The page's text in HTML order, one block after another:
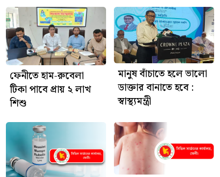
প্রজ্ঞাপনে বলা হয়, বিসিএস (স্বাস্থ্য) ক্যাডারের কর্মকর্তা ডা.
মোহাম্মদ রুবাইয়াত বিন করিমকে স্বাস্থ্য অধিদপ্তরের উপ-
পরিচালক (অর্থ) (চলতি দায়িত্ব) হিসেবে বদলিপূর্বক পদায়ন করা
হলো। একই প্রজ্ঞাপনে এর আগের উপ-পরিচালক ডা. শেখ
ইফতেখার রহমানকে স্বাস্থ্য অধিদপ্তরের বিশেষ ভারপ্রাপ্ত কর্মকর্তা
(ওএসডি) করা হয়েছে।সূত্র: মেডিভয়েস
ফেনীতে হাম-রুবেলা
টিকা পাবে প্রায় ২ লাখ
শিশু
মানুষ বাঁচাতে হলে ভালো
ডাক্তার বানাতে হবে :
স্বাস্থ্যমন্ত্রী